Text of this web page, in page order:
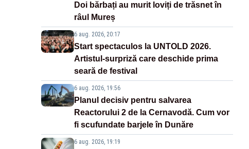
Doi bărbați au murit loviți de trăsnet în
râul Mureș
6 aug. 2026, 20:17
Start spectaculos la UNTOLD 2026.
Artistul-surpriză care deschide prima
seară de festival
6 aug. 2026, 19:56
Planul decisiv pentru salvarea
Reactorului 2 de la Cernavodă. Cum vor
fi scufundate barjele în Dunăre
6 aug. 2026, 19:19